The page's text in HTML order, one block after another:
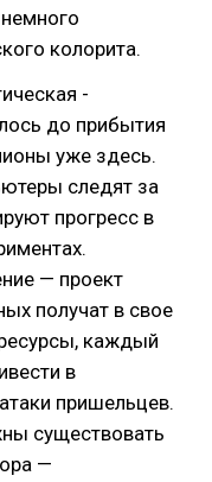
колорита.
-
до прибытия
уже здесь.
следят за
прогресс в
— проект
получат в свое
каждый
в
пришельцев.
существовать
—